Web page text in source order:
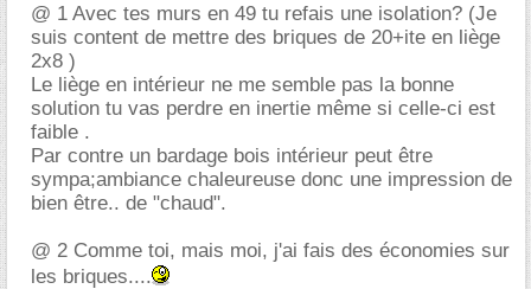
@ 1 Avec tes murs en 49 tu refais une isolation? (Je
suis content de mettre des briques de 20+ite en liège
2x8 )
Le liège en intérieur ne me semble pas la bonne
solution tu vas perdre en inertie même si celle-ci est
faible .
Par contre un bardage bois intérieur peut être
sympa;ambiance chaleureuse donc une impression de
bien être.. de "chaud".
@ 2 Comme toi, mais moi, j'ai fais des économies sur
les briques....